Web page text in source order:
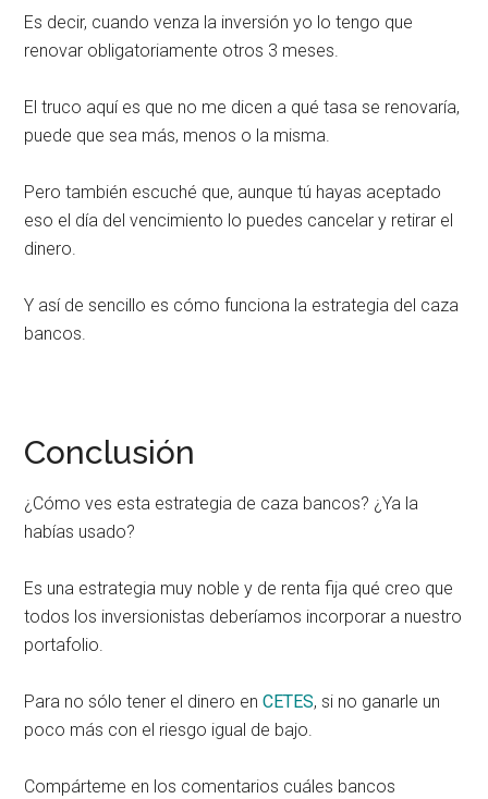
Es decir, cuando venza la inversión yo lo tengo que
renovar obligatoriamente otros 3 meses.
El truco aquí es que no me dicen a qué tasa se renovaría,
puede que sea más, menos o la misma.
Pero también escuché que, aunque tú hayas aceptado
eso el día del vencimiento lo puedes cancelar y retirar el
dinero.
Y así de sencillo es cómo funciona la estrategia del caza
bancos.
Conclusión
¿Cómo ves esta estrategia de caza bancos? ¿Ya la
habías usado?
Es una estrategia muy noble y de renta fija qué creo que
todos los inversionistas deberíamos incorporar a nuestro
portafolio.
Para no sólo tener el dinero enCETES, si no ganarle un
poco más con el riesgo igual de bajo.
Compárteme en los comentarios cuáles bancos